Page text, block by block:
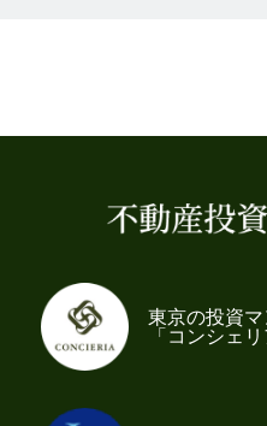
東京の投資
「コンシェリ